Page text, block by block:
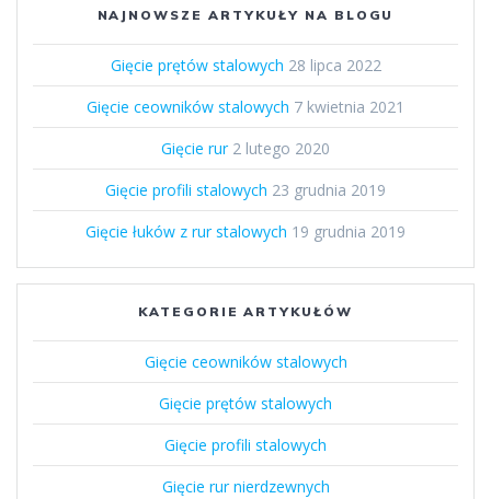
NAJNOWSZE ARTYKUŁY NA BLOGU
Gięcie prętów stalowych 28 lipca 2022
Gięcie ceowników stalowych 7 kwietnia 2021
Gięcie rur 2 lutego 2020
Gięcie profili stalowych 23 grudnia 2019
Gięcie łuków z rur stalowych 19 grudnia 2019
KATEGORIE ARTYKUŁÓW
Gięcie ceowników stalowych
Gięcie prętów stalowych
Gięcie profili stalowych
Gięcie rur nierdzewnych